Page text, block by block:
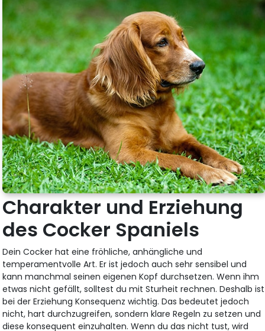
Charakter und Erziehung
des Cocker Spaniels
Dein Cocker hat eine fröhliche, anhängliche und
temperamentvolle Art. Er ist jedoch auch sehr sensibel und
kann manchmal seinen eigenen Kopf durchsetzen. Wenn ihm
etwas nicht gefällt, solltest du mit Sturheit rechnen. Deshalb ist
bei der Erziehung Konsequenz wichtig. Das bedeutet jedoch
nicht, hart durchzugreifen, sondern klare Regeln zu setzen und
diese konsequent einzuhalten. Wenn du das nicht tust, wird